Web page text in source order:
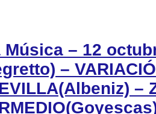
Música – 12
–
–